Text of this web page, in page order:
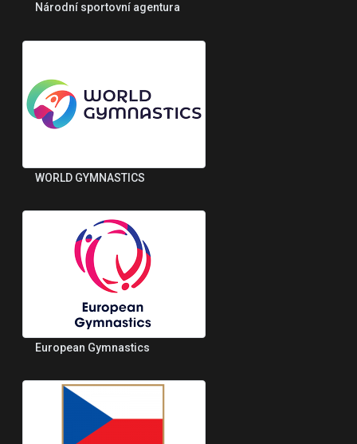
Národní sportovní agentura
WORLD GYMNASTICS
European Gymnastics